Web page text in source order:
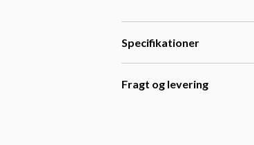
Specifikationer
Fragt og levering